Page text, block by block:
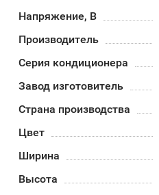
Напряжение, В
Производитель
Серия кондиционера
Завод изготовитель
Страна производства
Цвет
Ширина
Высота